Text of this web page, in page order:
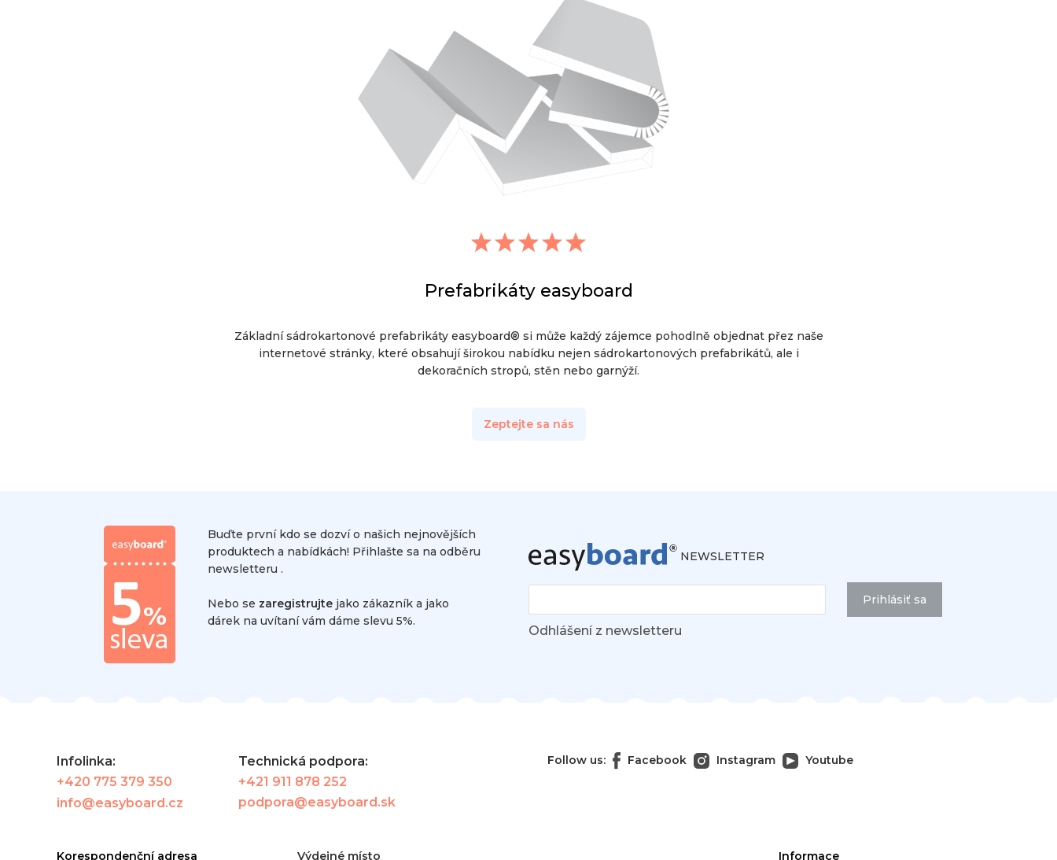
Prefabrikáty easyboard
Základní sádrokartonové prefabrikáty easyboard® si může každý zájemce pohodlně objednat přez naše
internetové stránky, které obsahují širokou nabídku nejen sádrokartonových prefabrikátů, ale i
dekoračních stropů, stěn nebo garnýží.
Zeptejte sa nás
Buďte první kdo se dozví o našich nejnovějších
produktech a nabídkách! Přihlašte sa na odběru
newsletteru .
Nebo se zaregistrujte jako zákazník a jako
dárek na uvítaní vám dáme slevu 5%.
NEWSLETTER
Prihlásiť sa
Odhlášení z newsletteru
Infolinka:
+420 775 379 350
info@easyboard.cz
Technická podpora:
+421 911 878 252
podpora@easyboard.sk
Follow us: Facebook Instagram Youtube
Korespondenční adresa Výdejné místo Informace